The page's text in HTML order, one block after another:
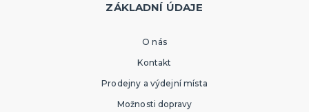
ZÁKLADNÍ ÚDAJE
O nás
Kontakt
Prodejny a výdejní místa
Možnosti dopravy